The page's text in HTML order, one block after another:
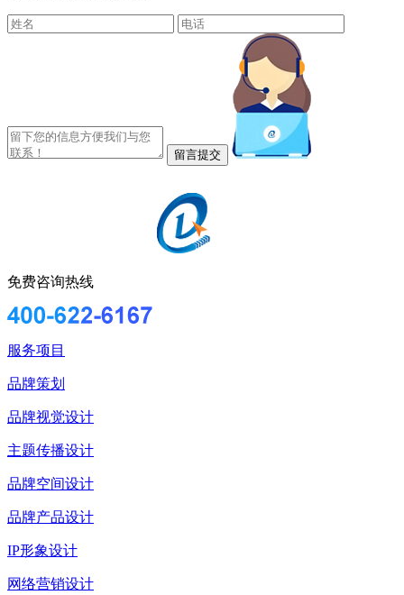
免费咨询热线
服务项目
品牌策划
品牌视觉设计
主题传播设计
品牌空间设计
品牌产品设计
IP形象设计
网络营销设计